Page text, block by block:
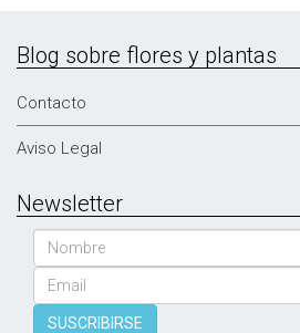
Blog sobre flores y plantas
Contacto
Aviso Legal
Newsletter
Nombre
Email
SUSCRIBIRSE